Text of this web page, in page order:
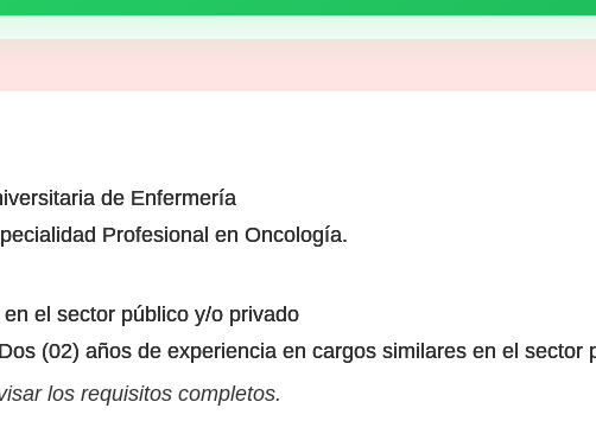
de Enfermería
Profesional en Oncología.
el sector público y/o privado
(02) años de experiencia en cargos similares en el sector
los requisitos completos.